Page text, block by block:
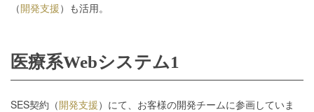
（開発支援）も活用。
医療系Webシステム1
SES契約（開発支援）にて、お客様の開発チームに参画していま